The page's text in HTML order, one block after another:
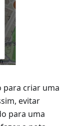
para criar uma
evitar
para uma